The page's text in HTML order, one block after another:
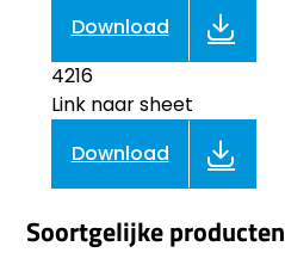
Download
4216
Link naar sheet
Download
Soortgelijke producten